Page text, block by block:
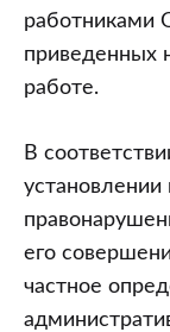
работниками
приведенных
работе.
В
установлении
его
частное